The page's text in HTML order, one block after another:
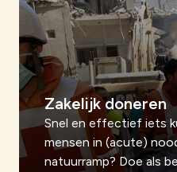
Zakelijk doneren
Snel en effectief iets
mensen in (acute)
natuurramp? Doe als